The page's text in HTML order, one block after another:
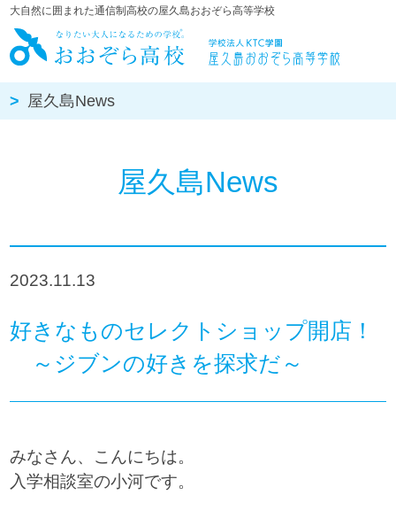
大自然に囲まれた通信制高校の屋久島おおぞら高等学校
屋久島News
屋久島News
2023.11.13
好きなものセレクトショップ開店！
～ジブンの好きを探求だ～
みなさん、こんにちは。
入学相談室の小河です。